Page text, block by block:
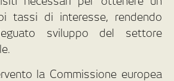
tassi di interesse, rendendo
sviluppo del settore
la Commissione europea